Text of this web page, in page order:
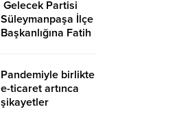
Gelecek Partisi
Süleymanpaşa İlçe
Başkanlığına Fatih
Pandemiyle birlikte
e-ticaret artınca
şikayetler